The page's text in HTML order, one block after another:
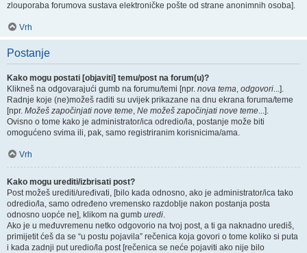
zlouporaba forumova sustava elektroničke pošte od strane anonimnih osoba].
Vrh
Postanje
Kako mogu postati [objaviti] temu/post na forum(u)?
Klikneš na odgovarajući gumb na forumu/temi [npr. nova tema, odgovori...].
Radnje koje (ne)možeš raditi su uvijek prikazane na dnu ekrana foruma/teme
[npr. Možeš započinjati nove teme, Ne možeš započinjati nove teme...].
Ovisno o tome kako je administrator/ica odredio/la, postanje može biti
omogućeno svima ili, pak, samo registriranim korisnicima/ama.
Vrh
Kako mogu urediti/izbrisati post?
Post možeš urediti/uređivati, [bilo kada odnosno, ako je administrator/ica tako
odredio/la, samo određeno vremensko razdoblje nakon postanja posta
odnosno uopće ne], klikom na gumb uredi.
Ako je u međuvremenu netko odgovorio na tvoj post, a ti ga naknadno urediš,
primijetit ćeš da se “u postu pojavila” rečenica koja govori o tome koliko si puta
i kada zadnji put uredio/la post [rečenica se neće pojaviti ako nije bilo